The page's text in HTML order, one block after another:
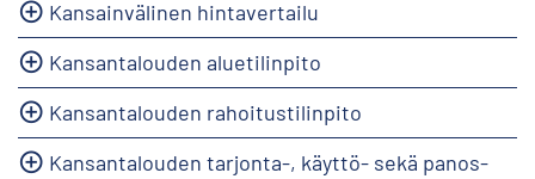
Kansainvälinen hintavertailu
Kansantalouden aluetilinpito
Kansantalouden rahoitustilinpito
Kansantalouden tarjonta-, käyttö- sekä panos-